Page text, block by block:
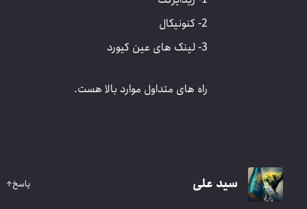
راه های متداول موارد بالا هست.
سید علی پاسخ↑